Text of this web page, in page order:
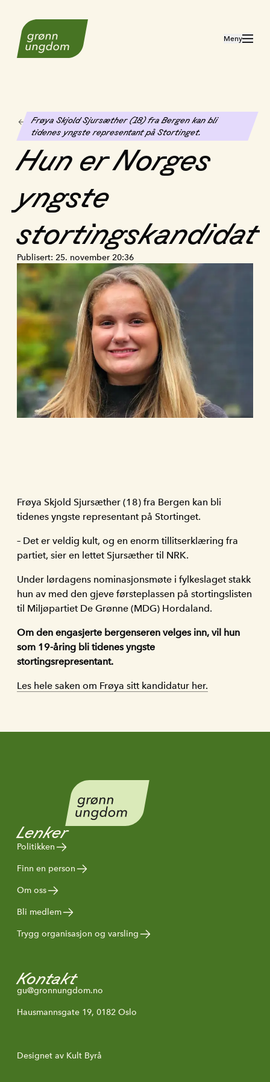
Til forsiden
Åpne meny
Meny
Se alt aktuelt
Frøya Skjold Sjursæther (18) fra Bergen kan bli
tidenes yngste representant på Stortinget.
Hun erNorges
yngste
stortingskandidat
Publisert: 25. november 20:36
Frøya Skjold Sjursæther (18) fra Bergen kan bli
tidenes yngste representant på Stortinget.
– Det er veldig kult, og en enorm tillitserklæring fra
partiet, sier en lettet Sjursæther til NRK.
Under lørdagens nominasjonsmøte i fylkeslaget stakk
hun av med den gjeve førsteplassen på stortingslisten
til Miljøpartiet De Grønne (MDG) Hordaland.
Om den engasjerte bergenseren velges inn, vil hun
som 19-åring bli tidenes yngste
stortingsrepresentant.
Les hele saken om Frøya sitt kandidatur her.
Lenker
Politikken
Finn en person
Om oss
Bli medlem
Trygg organisasjon og varsling
Kontakt
gu@gronnungdom.no
Hausmannsgate 19, 0182 Oslo
Designet av Kult Byrå